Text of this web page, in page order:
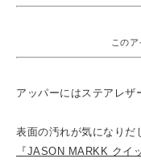
この
アッパーにはステアレザ
表面の汚れが気になりだ
『JASON MARKK クイ